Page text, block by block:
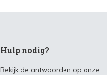
Hulp nodig?
Bekijk de antwoorden op onze